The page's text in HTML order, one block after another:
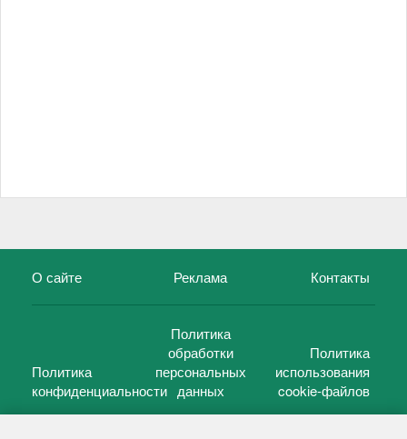
О сайте Реклама Контакты
Политика
конфиденциальности
Политика
обработки
персональных
данных
Политика
использования
cookie-файлов